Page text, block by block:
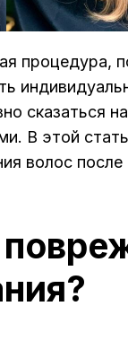
процедура,
сказаться
В этой
волос